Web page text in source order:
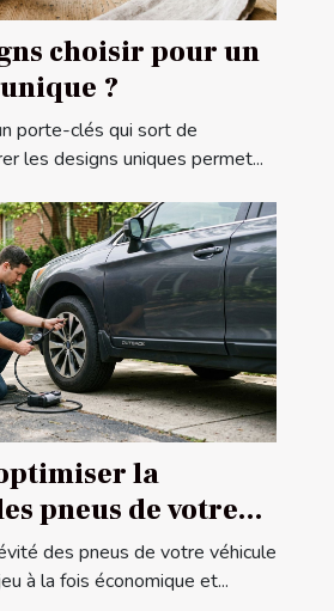
choisir pour un
?
porte-clés qui sort de
les designs uniques permet...
la
pneus de votre
des pneus de votre véhicule
à la fois économique et...